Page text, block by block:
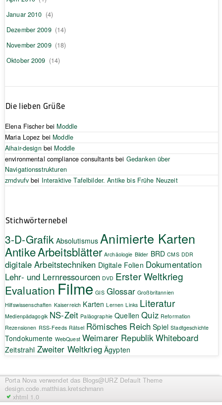
Januar 2010 (4)
Dezember 2009 (14)
November 2009 (18)
Oktober 2009 (14)
Die lieben Grüße
Elena Fischerbei Moddle
Maria Lopez bei Moddle
Aihair-designbei Moddle
environmental compliance consultants bei Gedanken über
Navigationsstrukturen
zrndvufv bei Interaktive Tafelbilder. Antike bis Frühe Neuzeit
Stichwörternebel
3-D-Grafik Absolutismus Animierte Karten
AntikeArbeitsblätter Archäologie Bilder BRD CMS DDR
digitale Arbeitstechniken Digitale Folien Dokumentation
Lehr- und Lernressourcen DVD Erster Weltkrieg
Evaluation Filme GIS Glossar Großbritannien
Hilfswissenschaften Kaiserreich Karten Lernen Links Literatur
Medienpädagogik NS-Zeit Paläographie Quellen Quiz Reformation
Rezensionen RSS-Feeds Rätsel Römisches Reich Spiel Stadtgeschichte
Tondokumente WebQuest Weimarer Republik Whiteboard
Zeitstrahl Zweiter Weltkrieg Ägypten
Porta Nova verwendet das Blogs@URZ Default Theme
design.code.matthias.kretschmann
xhtml 1.0